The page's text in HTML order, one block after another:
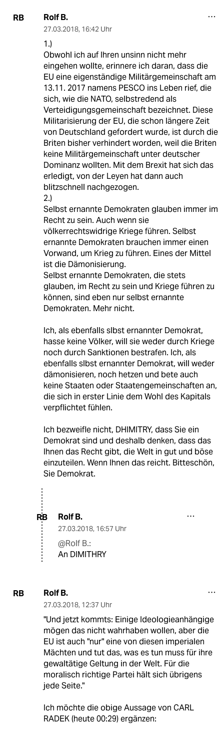
RB Rolf B.
27.03.2018, 16:42 Uhr
1.)
Obwohl ich auf Ihren unsinn nicht mehr
eingehen wollte, erinnere ich daran, dass die
EU eine eigenständige Militärgemeinschaft am
13.11. 2017 namens PESCO ins Leben rief, die
sich, wie die NATO, selbstredend als
Verteidigungsgemeinschaft bezeichnet. Diese
Militarisierung der EU, die schon längere Zeit
von Deutschland gefordert wurde, ist durch die
Briten bisher verhindert worden, weil die Briten
keine Militärgemeinschaft unter deutscher
Dominanz wollten. Mit dem Brexit hat sich das
erledigt, von der Leyen hat dann auch
blitzschnell nachgezogen.
2.)
Selbst ernannte Demokraten glauben immer im
Recht zu sein. Auch wenn sie
völkerrechtswidrige Kriege führen. Selbst
ernannte Demokraten brauchen immer einen
Vorwand, um Krieg zu führen. Eines der Mittel
ist die Dämonisierung.
Selbst ernannte Demokraten, die stets
glauben, im Recht zu sein und Kriege führen zu
können, sind eben nur selbst ernannte
Demokraten. Mehr nicht.
Ich, als ebenfalls slbst ernannter Demokrat,
hasse keine Völker, will sie weder durch Kriege
noch durch Sanktionen bestrafen. Ich, als
ebenfalls slbst ernannter Demokrat, will weder
dämonisieren, noch hetzen und bete auch
keine Staaten oder Staatengemeinschaften an,
die sich in erster Linie dem Wohl des Kapitals
verpflichtet fühlen.
Ich bezweifle nicht, DHIMITRY, dass Sie ein
Demokrat sind und deshalb denken, dass das
Ihnen das Recht gibt, die Welt in gut und böse
einzuteilen. Wenn Ihnen das reicht. Bitteschön,
Sie Demokrat.
RB Rolf B.
27.03.2018, 16:57 Uhr
@Rolf B.:
An DIMITHRY
RB Rolf B.
27.03.2018, 12:37 Uhr
"Und jetzt kommts: Einige Ideologieanhängige
mögen das nicht wahrhaben wollen, aber die
EU ist auch "nur" eine von diesen imperialen
Mächten und tut das, was es tun muss für ihre
gewaltätige Geltung in der Welt. Für die
moralisch richtige Partei hält sich übrigens
jede Seite."
Ich möchte die obige Aussage von CARL
RADEK (heute 00:29) ergänzen: